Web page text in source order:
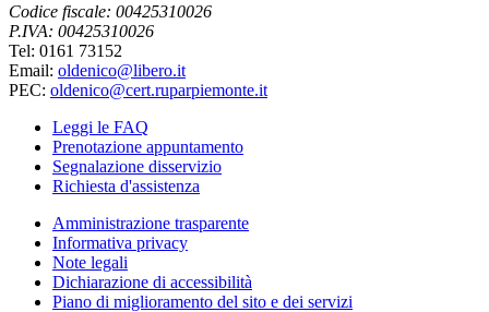
Codice fiscale: 00425310026
P.IVA: 00425310026
Tel: 0161 73152
Email: oldenico@libero.it
PEC: oldenico@cert.ruparpiemonte.it
Leggi le FAQ
Prenotazione appuntamento
Segnalazione disservizio
Richiesta d'assistenza
Amministrazione trasparente
Informativa privacy
Note legali
Dichiarazione di accessibilità
Piano di miglioramento del sito e dei servizi